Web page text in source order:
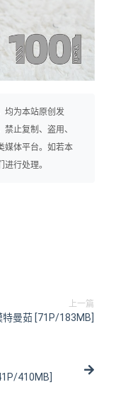
均为本站原创发
止复制、盗用、
媒体平台。如若本
行处理。
上一篇
特曼茹 [71P/183MB]
410MB]